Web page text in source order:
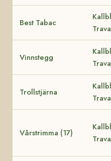
Best Tabac
Vinnstegg
Trollstjärna
Vårstrimma (17)